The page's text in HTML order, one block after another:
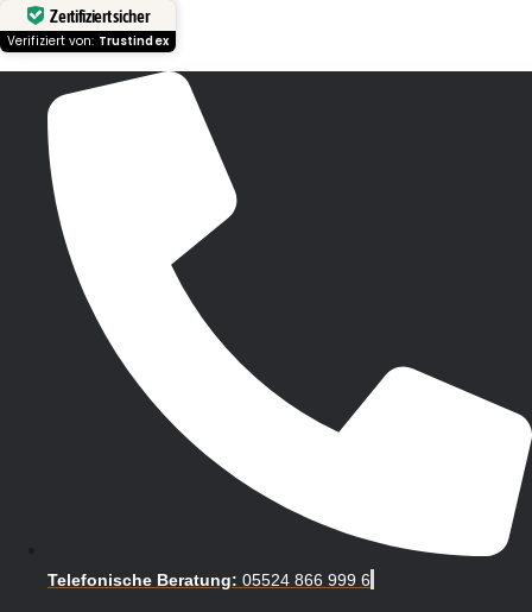
Zertifiziert sicher
Verifiziert von: Trustindex
Telefonische Beratung: 05524 866 999 6